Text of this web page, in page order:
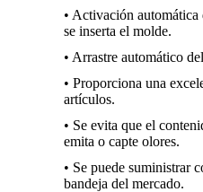
• Activación
se inserta el molde.
• Arrastre automático
• Proporciona una
artículos.
• Se evita que el
emita o capte olores.
• Se puede suministrar
bandeja del mercado.